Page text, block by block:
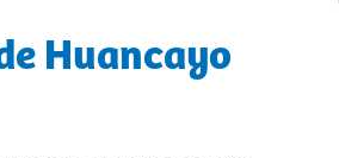
Huancayo